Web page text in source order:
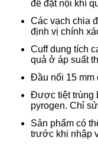
để đặt nội khí
Các vạch chia
định vị chính
Cuff dung tích
quả ở áp suất
Đầu nối 15 mm
Được tiệt trùng
pyrogen. Chỉ
Sản phẩm có
trước khi nhập